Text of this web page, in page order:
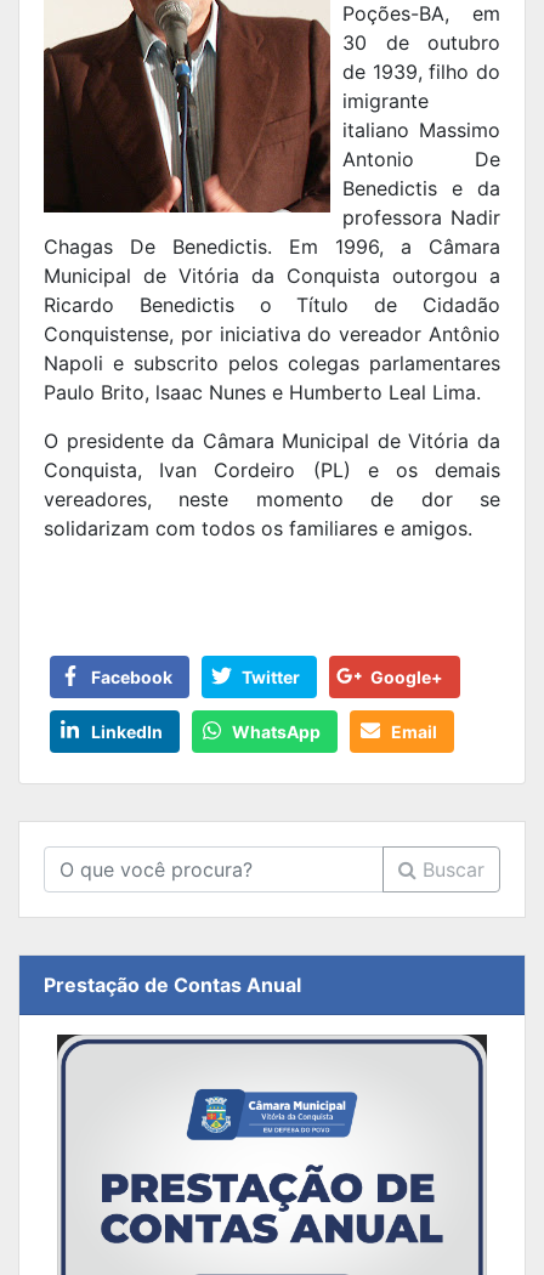
Poções-BA, em
30 de outubro
de 1939, filho do
imigrante
italiano Massimo
Antonio De
Benedictis e da
professora Nadir
Chagas De Benedictis. Em 1996, a Câmara
Municipal de Vitória da Conquista outorgou a
Ricardo Benedictis o Título de Cidadão
Conquistense, por iniciativa do vereador Antônio
Napoli e subscrito pelos colegas parlamentares
Paulo Brito, lsaac Nunes e Humberto Leal Lima.
O presidente da Câmara Municipal de Vitória da
Conquista, Ivan Cordeiro (PL) e os demais
vereadores, neste momento de dor se
solidarizam com todos os familiares e amigos.
Facebook Twitter Google+
LinkedIn WhatsApp Email
Buscar
Prestação de Contas Anual